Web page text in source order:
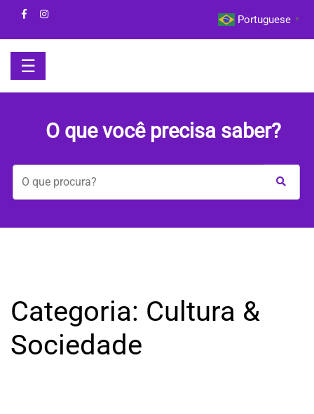
content
HOME
COM
ESTAR
☰
O que você precisa saber?
Categoria: Cultura &
Sociedade
Portuguese ▼